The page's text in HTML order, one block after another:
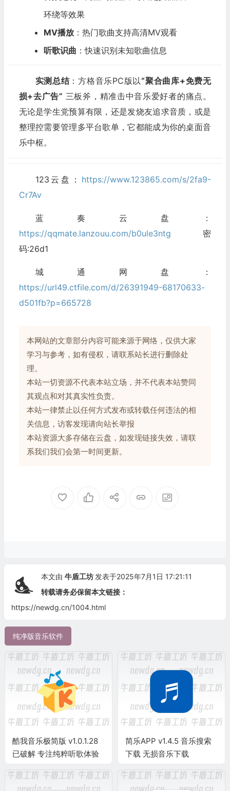
环绕等效果
MV播放：热门歌曲支持高清MV观看
听歌识曲 ：快速识别未知歌曲信息
实测总结：方格音乐PC版以“聚合曲库+免费无
损+去广告” 三板斧，精准击中音乐爱好者的痛点。
无论是学生党预算有限，还是发烧友追求音质，或是
整理控需要管理多平台歌单，它都能成为你的桌面音
乐中枢。
123云盘： https://www.123865.com/s/2fa9-
Cr7Av
蓝奏云盘：
https://qqmate.lanzouu.com/b0ule3ntg 密
码:26d1
城通网盘：
https://url49.ctfile.com/d/26391949-68170633-
d501fb?p=665728
本网站的文章部分内容可能来源于网络，仅供大家
学习与参考，如有侵权，请联系站长进行删除处
理。
本站一切资源不代表本站立场，并不代表本站赞同
其观点和对其真实性负责。
本站一律禁止以任何方式发布或转载任何违法的相
关信息，访客发现请向站长举报
本站资源大多存储在云盘，如发现链接失效，请联
系我们我们会第一时间更新。
本文由 牛盾工坊 发表于2025年7月1日 17:21:11
转载请务必保留本文链接：
https://newdg.cn/1004.html
纯净版音乐软件
酷我音乐极简版 v1.0.1.28
已破解 专注纯粹听歌体验
‌简乐APP v1.4.5 音乐搜索
下载 无损音乐下载